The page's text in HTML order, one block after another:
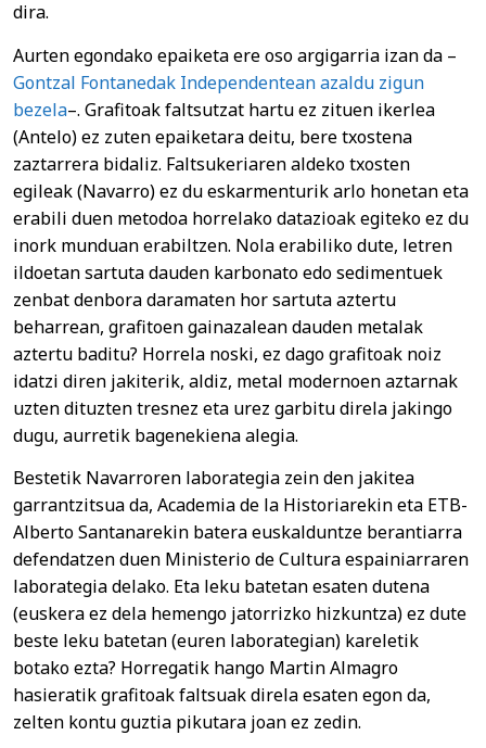
dira.
Aurten egondako epaiketa ere oso argigarria izan da –
Gontzal Fontanedak Independentean azaldu zigun
bezela–. Grafitoak faltsutzat hartu ez zituen ikerlea
(Antelo) ez zuten epaiketara deitu, bere txostena
zaztarrera bidaliz. Faltsukeriaren aldeko txosten
egileak (Navarro) ez du eskarmenturik arlo honetan eta
erabili duen metodoa horrelako datazioak egiteko ez du
inork munduan erabiltzen. Nola erabiliko dute, letren
ildoetan sartuta dauden karbonato edo sedimentuek
zenbat denbora daramaten hor sartuta aztertu
beharrean, grafitoen gainazalean dauden metalak
aztertu baditu? Horrela noski, ez dago grafitoak noiz
idatzi diren jakiterik, aldiz, metal modernoen aztarnak
uzten dituzten tresnez eta urez garbitu direla jakingo
dugu, aurretik bagenekiena alegia.
Bestetik Navarroren laborategia zein den jakitea
garrantzitsua da, Academia de la Historiarekin eta ETB-
Alberto Santanarekin batera euskalduntze berantiarra
defendatzen duen Ministerio de Cultura espainiarraren
laborategia delako. Eta leku batetan esaten dutena
(euskera ez dela hemengo jatorrizko hizkuntza) ez dute
beste leku batetan (euren laborategian) kareletik
botako ezta? Horregatik hango Martin Almagro
hasieratik grafitoak faltsuak direla esaten egon da,
zelten kontu guztia pikutara joan ez zedin.